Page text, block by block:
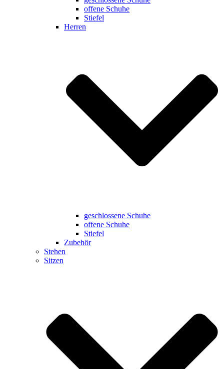
offene Schuhe
Stiefel
Herren
geschlossene Schuhe
offene Schuhe
Stiefel
Zubehör
Stehen
Sitzen